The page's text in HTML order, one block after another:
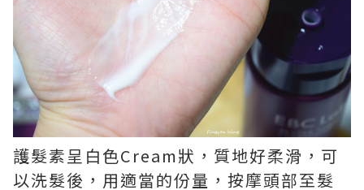
護髮素呈白色Cream狀，質地好柔滑，可
以洗髮後，用適當的份量，按摩頭部至髮